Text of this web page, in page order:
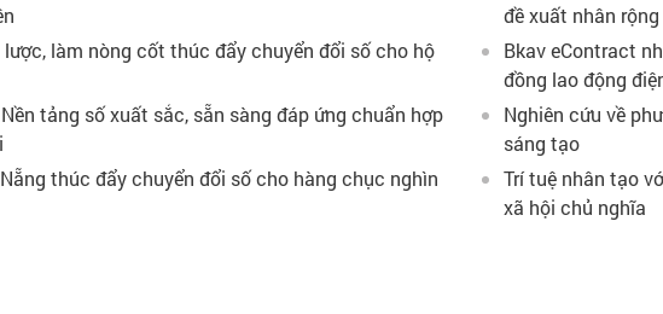
đề xuất nhân
làm nòng cốt thúc đẩy chuyển đổi số cho hộ
Bkav eContract
đồng lao động
tảng số xuất sắc, sẵn sàng đáp ứng chuẩn hợp
Nghiên cứu về
sáng tạo
thúc đẩy chuyển đổi số cho hàng chục nghìn
Trí tuệ nhân tạo
xã hội chủ nghĩa